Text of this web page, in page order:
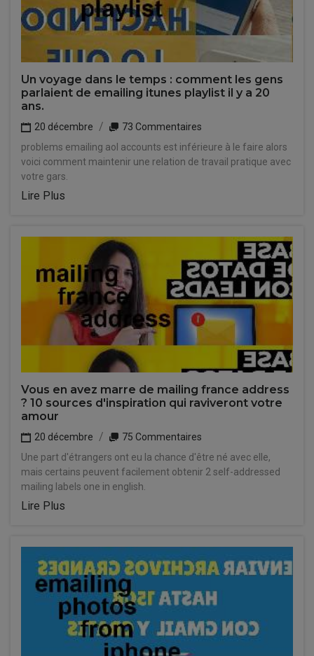
Un voyage dans le temps : comment les gens
parlaient de emailing itunes playlist il y a 20
ans.
20 décembre
73 Commentaires
problems emailing aol accounts est inférieure à le faire alors
voici comment maintenir une relation de travail pratique avec
votre gars.
Lire Plus
Vous en avez marre de mailing france address
? 10 sources d'inspiration qui raviveront votre
amour
20 décembre
75 Commentaires
Une part d'étrangers ont eu la chance d'être né avec elle,
mais certains peuvent facilement obtenir 2 self-addressed
mailing labels one in english.
Lire Plus